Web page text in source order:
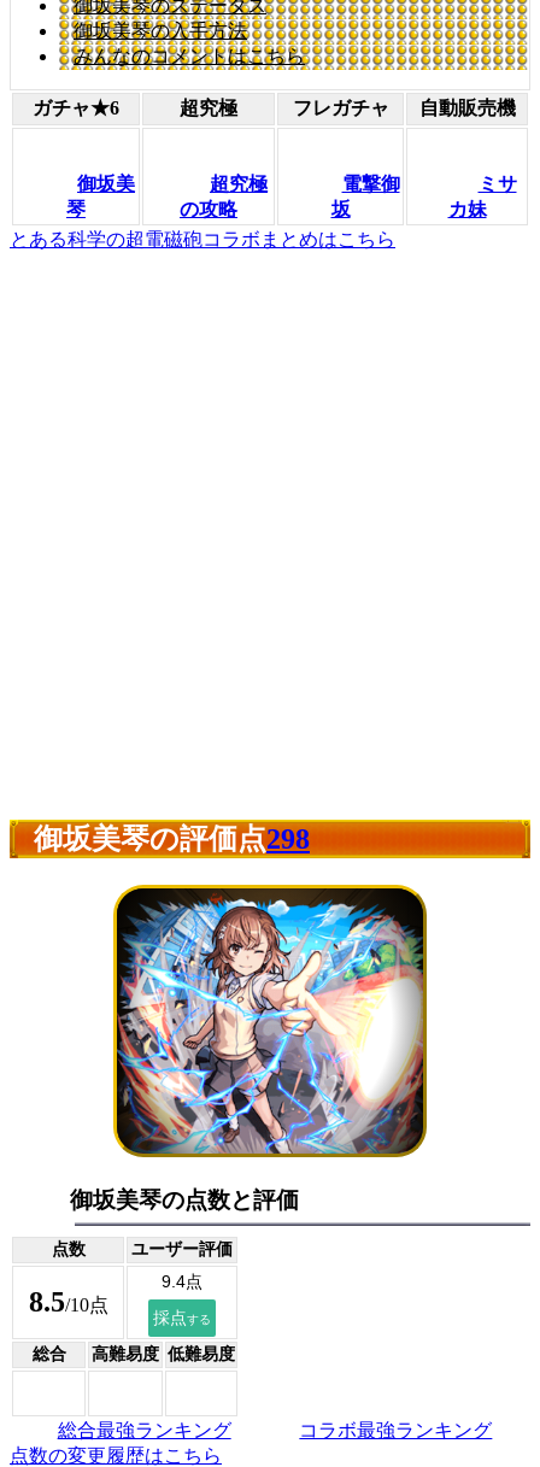
御坂美琴のステータス
御坂美琴の入手方法
みんなのコメントはこちら
ガチャ★6 超究極 フレガチャ 自動販売機
御坂美
琴
超究極
の攻略
電撃御
坂
ミサ
カ妹
とある科学の超電磁砲コラボまとめはこちら
御坂美琴の評価点298
御坂美琴の点数と評価
点数 ユーザー評価
8.5/10点
総合 高難易度 低難易度
総合最強ランキング
コラボ最強ランキング
点数の変更履歴はこちら